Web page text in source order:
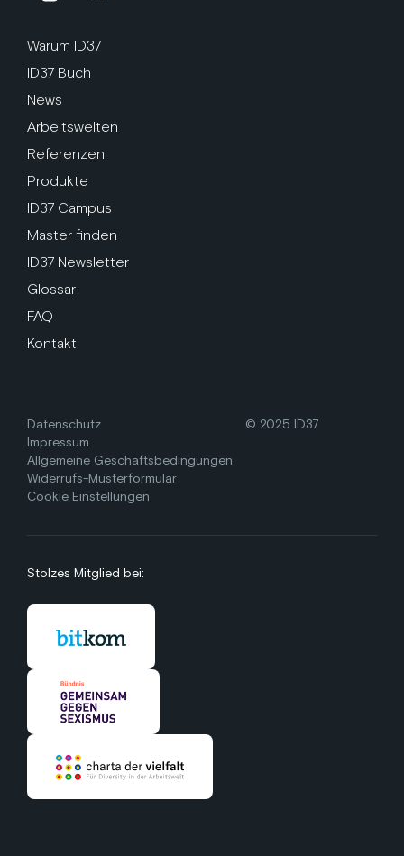
Warum ID37
ID37 Buch
News
Arbeitswelten
Referenzen
Produkte
ID37 Campus
Master finden
ID37 Newsletter
Glossar
FAQ
Kontakt
Datenschutz
Impressum
Allgemeine Geschäftsbedingungen
Widerrufs-Musterformular
Cookie Einstellungen
© 2025 ID37
Stolzes Mitglied bei: